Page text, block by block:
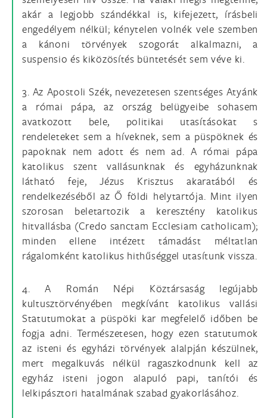
akár a legjobb szándékkal is, kifejezett, írásbeli
engedélyem nélkül; kénytelen volnék vele szemben
a kánoni törvények szogorát alkalmazni, a
suspensio és kiközösítés büntetését sem véve ki.
3. Az Apostoli Szék, nevezetesen szentséges Atyánk
a római pápa, az ország belügyeibe sohasem
avatkozott bele, politikai utasításokat s
rendeleteket sem a híveknek, sem a püspöknek és
papoknak nem adott és nem ad. A római pápa
katolikus szent vallásunknak és egyházunknak
látható feje, Jézus Krisztus akaratából és
rendelkezéséből az Ő földi helytartója. Mint ilyen
szorosan beletartozik a keresztény katolikus
hitvallásba (Credo sanctam Ecclesiam catholicam);
minden ellene intézett támadást méltatlan
rágalomként katolikus hithűséggel utasítunk vissza.
4. A Román Népi Köztársaság legújabb
kultusztörvényében megkívánt katolikus vallási
Statutumokat a püspöki kar megfelelő időben be
fogja adni. Természetesen, hogy ezen statutumok
az isteni és egyházi törvények alalpján készülnek,
mert megalkuvás nélkül ragaszkodnunk kell az
egyház isteni jogon alapuló papi, tanítói és
lelkipásztori hatalmának szabad gyakorlásához.